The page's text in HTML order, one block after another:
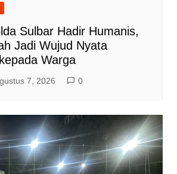
Sulbar Hadir Humanis,
Jadi Wujud Nyata
Warga
7, 2026 0